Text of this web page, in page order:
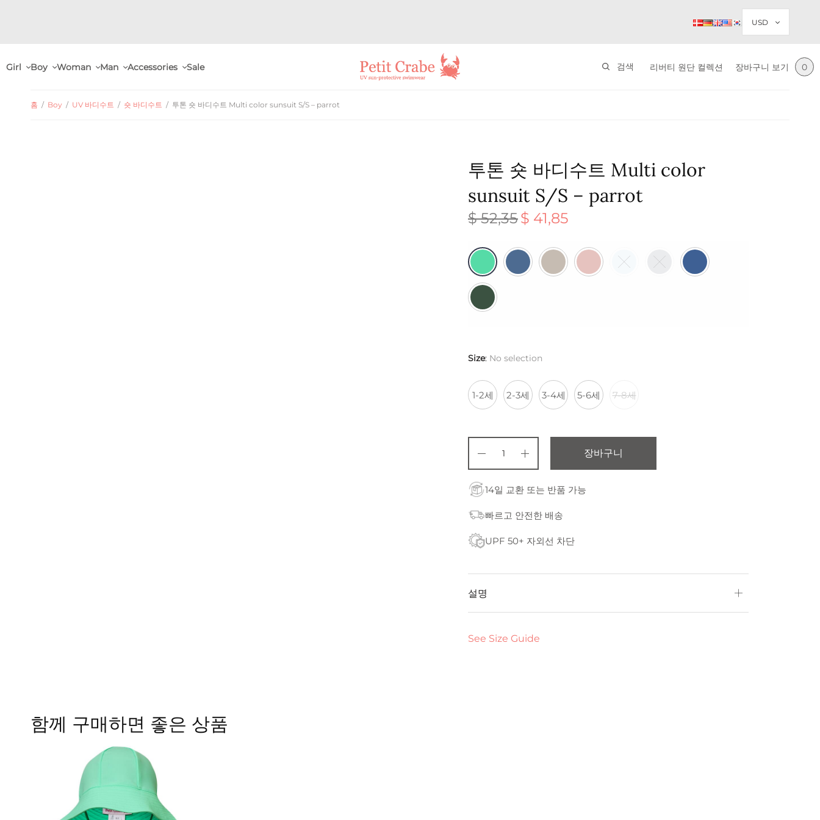
Girl Boy Woman Man Accessories Sale 검색 리버티 원단 컬렉션 장바구니 보기 0
홈 / Boy / UV 바디수트 / 숏 바디수트 / 투톤 숏 바디수트 Multi color sunsuit S/S – parrot
투톤 숏 바디수트 Multi color
sunsuit S/S – parrot
$52,35 원래 가
격:
$ 41,85
Size: No selection
1-2세 2-3세 3-4세 5-6세 7-8세
장바구니
14일 교환 또는 반품 가능
빠르고 안전한 배송
UPF 50+ 자외선 차단
설명
See Size Guide
함께 구매하면 좋은 상품